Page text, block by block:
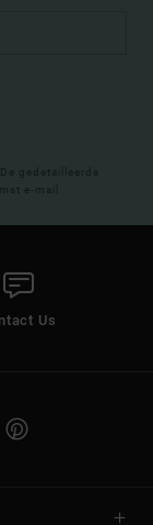
gedetailleerde
e-mail
Us